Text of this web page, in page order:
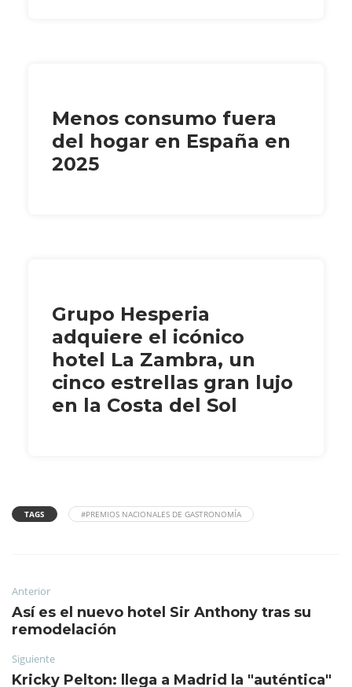
Menos consumo fuera
del hogar en España en
2025
Grupo Hesperia
adquiere el icónico
hotel La Zambra, un
cinco estrellas gran lujo
en la Costa del Sol
TAGS #PREMIOS NACIONALES DE GASTRONOMÍA
Anterior
Así es el nuevo hotel Sir Anthony tras su
remodelación
Siguiente
Kricky Pelton: llega a Madrid la "auténtica"